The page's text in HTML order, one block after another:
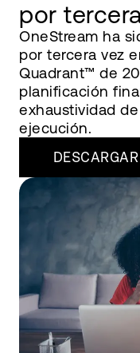
por
OneStream ha
por tercera vez
Quadrant™ de
planificación
exhaustividad
ejecución.